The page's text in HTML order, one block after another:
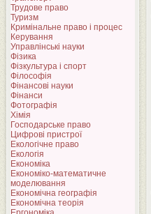
Трудове право
Туризм
Кримінальне право і процес
Керування
Управлінські науки
Фізика
Фізкультура і спорт
Філософія
Фінансові науки
Фінанси
Фотографія
Хімія
Господарське право
Цифрові пристрої
Екологічне право
Екологія
Економіка
Економіко-математичне
моделювання
Економічна географія
Економічна теорія